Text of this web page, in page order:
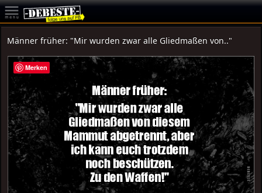
Männer früher: "Mir wurden zwar alle Gliedmaßen von.."
Merken